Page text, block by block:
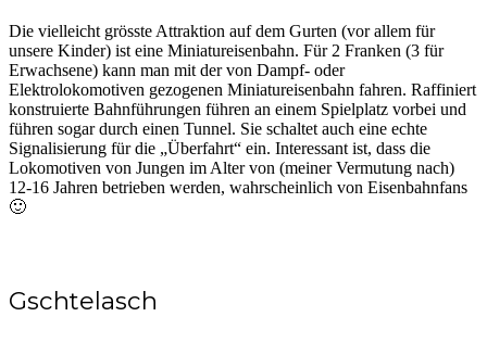
Die vielleicht grösste Attraktion auf dem Gurten (vor allem für
unsere Kinder) ist eine Miniatureisenbahn. Für 2 Franken (3 für
Erwachsene) kann man mit der von Dampf- oder
Elektrolokomotiven gezogenen Miniatureisenbahn fahren. Raffiniert
konstruierte Bahnführungen führen an einem Spielplatz vorbei und
führen sogar durch einen Tunnel. Sie schaltet auch eine echte
Signalisierung für die „Überfahrt“ ein. Interessant ist, dass die
Lokomotiven von Jungen im Alter von (meiner Vermutung nach)
12-16 Jahren betrieben werden, wahrscheinlich von Eisenbahnfans
🙂
Gschtelasch